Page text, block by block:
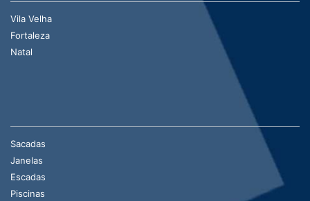
Vila Velha
Fortaleza
Natal
Sacadas
Janelas
Escadas
Piscinas